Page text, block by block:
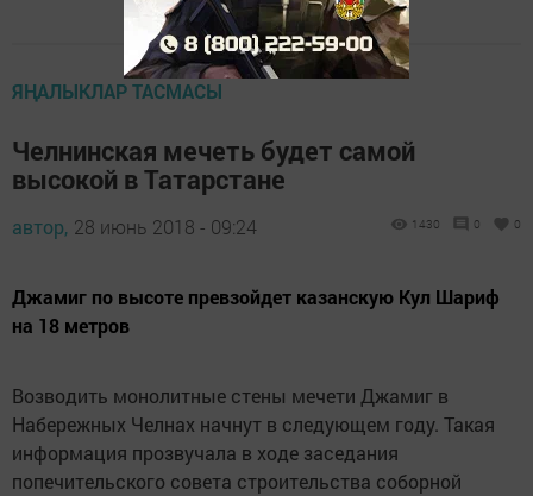
ЯҢАЛЫКЛАР ТАСМАСЫ
Челнинская мечеть будет самой
высокой в Татарстане
автор, 28 июнь 2018 - 09:24 1430 0 0
Джамиг по высоте превзойдет казанскую Кул Шариф
на 18 метров
Возводить монолитные стены мечети Джамиг в
Набережных Челнах начнут в следующем году. Такая
информация прозвучала в ходе заседания
попечительского совета строительства соборной